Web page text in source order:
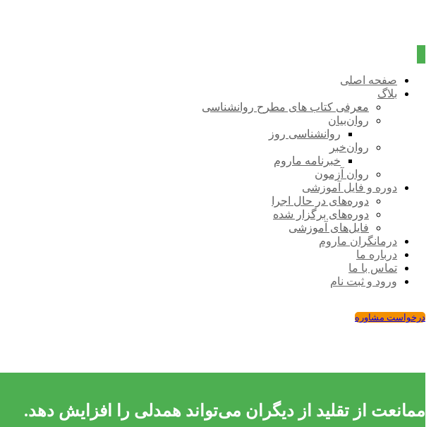
صفحه اصلی
بلاگ
معرفی کتاب های مطرح روانشناسی
روان‌بیان
روانشناسی روز
روان‌خبر
خبرنامه ماروم
روان آزمون
دوره و فایل آموزشی
دوره‌های در حال اجرا
دوره‌های برگزار شده
فایل‌های آموزشی
درمانگران ماروم
درباره ما
تماس با ما
ورود و ثبت نام
درخواست مشاوره
ممانعت از تقلید از دیگران می‌تواند همدلی را افزایش دهد.